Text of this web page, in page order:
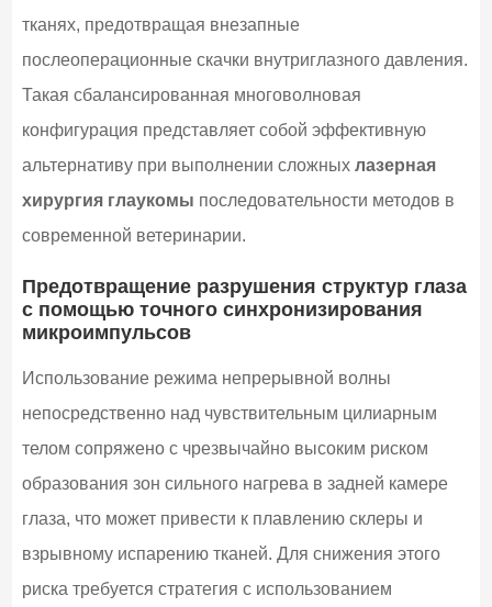
тканях, предотвращая внезапные
послеоперационные скачки внутриглазного давления.
Такая сбалансированная многоволновая
конфигурация представляет собой эффективную
альтернативу при выполнении сложных лазерная
хирургия глаукомы последовательности методов в
современной ветеринарии.
Предотвращение разрушения структур глаза
с помощью точного синхронизирования
микроимпульсов
Использование режима непрерывной волны
непосредственно над чувствительным цилиарным
телом сопряжено с чрезвычайно высоким риском
образования зон сильного нагрева в задней камере
глаза, что может привести к плавлению склеры и
взрывному испарению тканей. Для снижения этого
риска требуется стратегия с использованием